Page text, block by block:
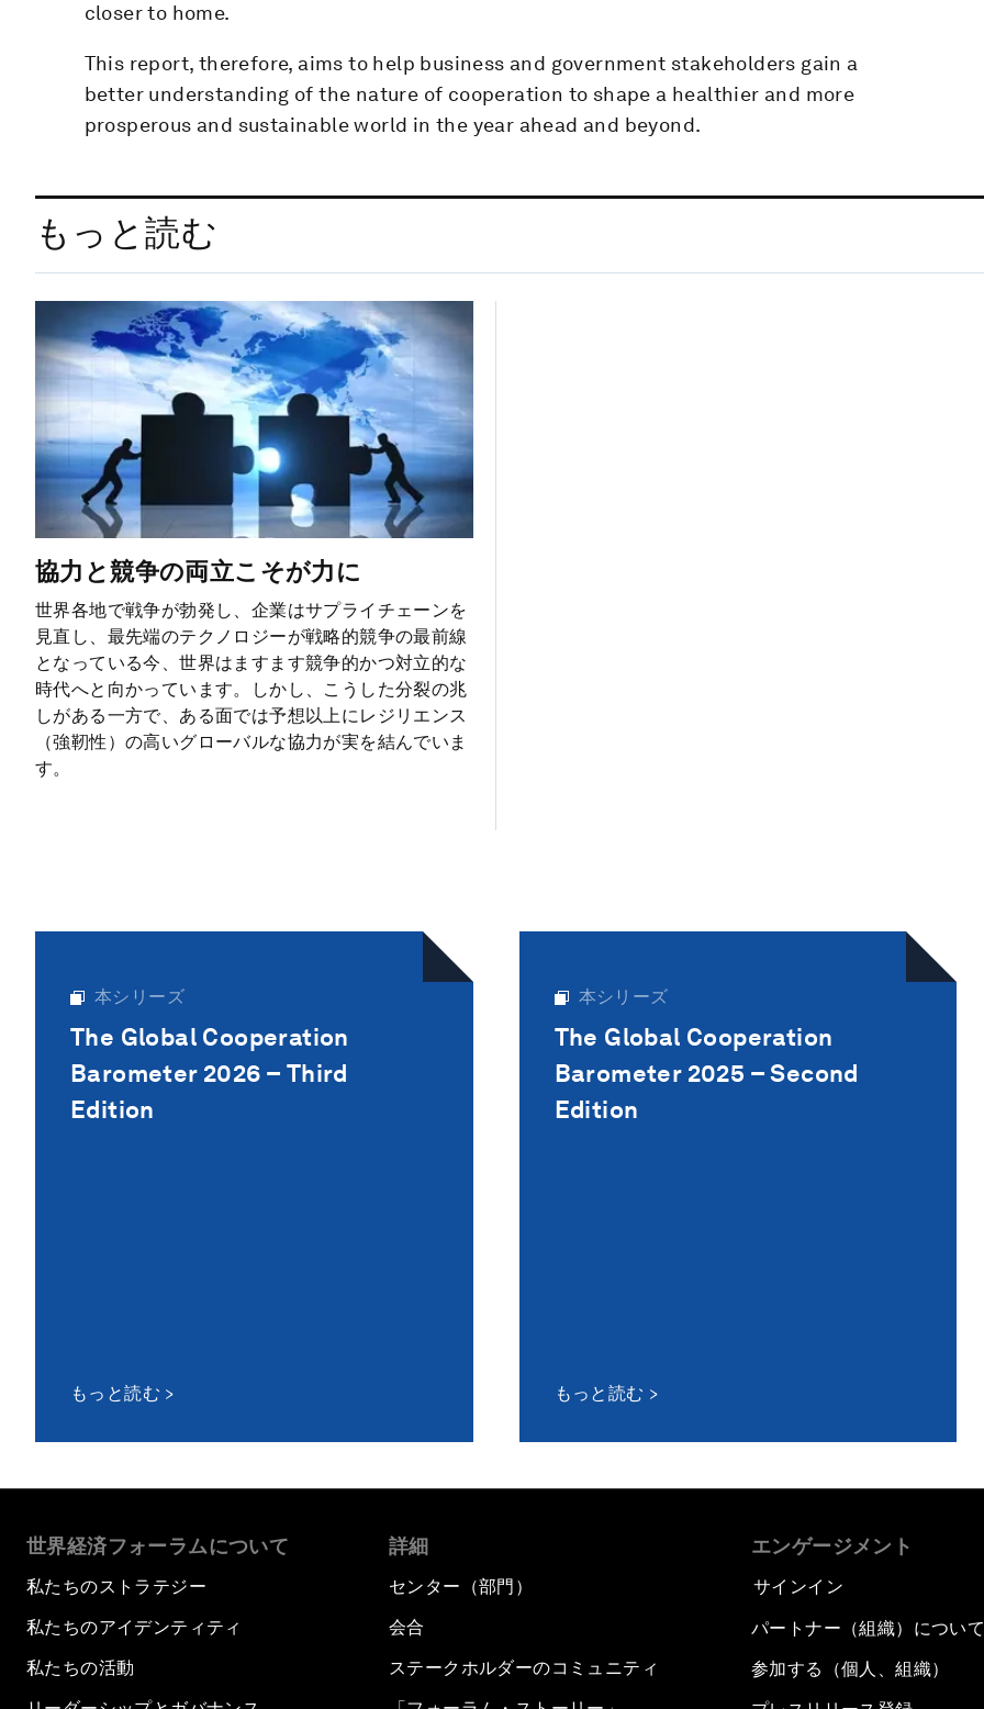
closer to home.
This report, therefore, aims to help business and government stakeholders gain a
better understanding of the nature of cooperation to shape a healthier and more
prosperous and sustainable world in the year ahead and beyond.
もっと読む
協力と競争の両立こそが力に
世界各地で戦争が勃発し、企業はサプライチェーンを
見直し、最先端のテクノロジーが戦略的競争の最前線
となっている今、世界はますます競争的かつ対立的な
時代へと向かっています。しかし、こうした分裂の兆
しがある一方で、ある面では予想以上にレジリエンス
（強靭性）の高いグローバルな協力が実を結んでいま
す。
本シリーズ
The Global Cooperation
Barometer 2026 – Third
Edition
もっと読む
本シリーズ
The Global Cooperation
Barometer 2025 – Second
Edition
もっと読む
世界経済フォーラムについて
私たちのストラテジー
私たちのアイデンティティ
私たちの活動
詳細
センター（部門）
会合
ステークホルダーのコミュニティ
エンゲージメント
サインイン
パートナー（組織）について
参加する（個人、組織）